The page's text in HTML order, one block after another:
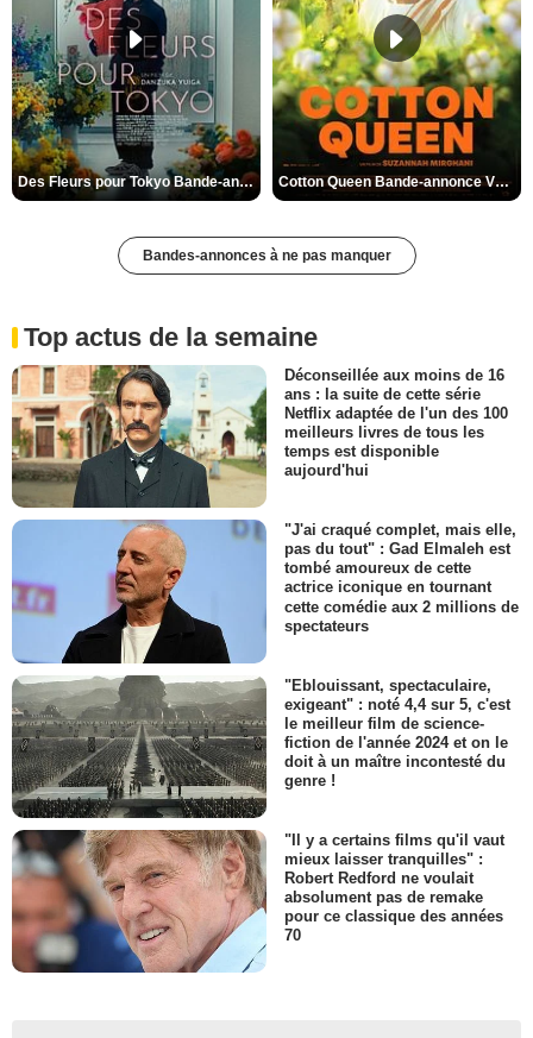
Des Fleurs pour Tokyo Bande-annonce VO STFR Cotton Queen Bande-annonce VO STFR
Bandes-annonces à ne pas manquer
Top actus de la semaine
Déconseillée aux moins de 16
ans : la suite de cette série
Netflix adaptée de l'un des 100
meilleurs livres de tous les
temps est disponible
aujourd'hui
"J'ai craqué complet, mais elle,
pas du tout" : Gad Elmaleh est
tombé amoureux de cette
actrice iconique en tournant
cette comédie aux 2 millions de
spectateurs
"Eblouissant, spectaculaire,
exigeant" : noté 4,4 sur 5, c'est
le meilleur film de science-
fiction de l'année 2024 et on le
doit à un maître incontesté du
genre !
"Il y a certains films qu'il vaut
mieux laisser tranquilles" :
Robert Redford ne voulait
absolument pas de remake
pour ce classique des années
70